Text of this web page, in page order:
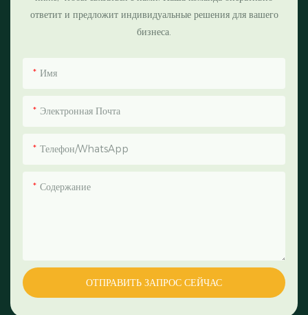
ответит и предложит индивидуальные решения для вашего
бизнеса.
Имя
Электронная Почта
Телефон/WhatsApp
Содержание
ОТПРАВИТЬ ЗАПРОС СЕЙЧАС